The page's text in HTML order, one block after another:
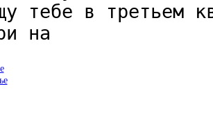
тебе в третьем
на